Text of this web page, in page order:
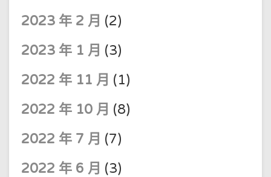
2023 年 2 月 (2)
2023 年 1 月 (3)
2022 年 11 月 (1)
2022 年 10 月 (8)
2022 年 7 月 (7)
2022 年 6 月 (3)